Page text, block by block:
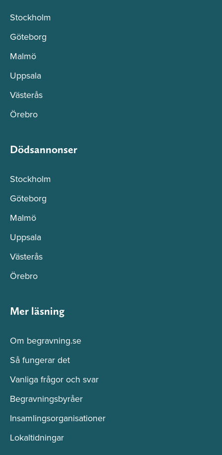
Stockholm
Göteborg
Malmö
Uppsala
Västerås
Örebro
Dödsannonser
Stockholm
Göteborg
Malmö
Uppsala
Västerås
Örebro
Mer läsning
Om begravning.se
Så fungerar det
Vanliga frågor och svar
Begravningsbyråer
Insamlingsorganisationer
Lokaltidningar